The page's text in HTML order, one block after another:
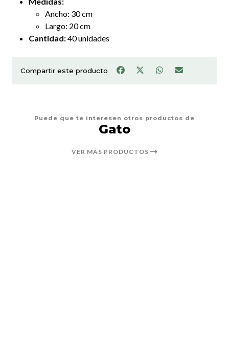
Ancho: 30 cm
Largo: 20 cm
Cantidad:40 unidades
Compartir este producto
Puede que te interesen otros productos de
Gato
VER MÁS PRODUCTOS